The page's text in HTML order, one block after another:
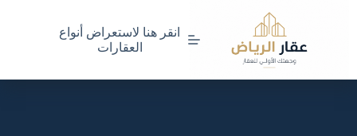
انقر هنا لاستعراض أنواع
العقارات